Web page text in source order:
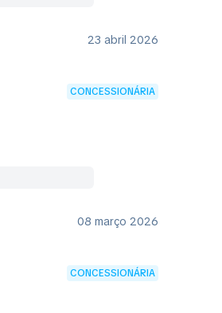
23 abril 2026
CONCESSIONÁRIA
08 março 2026
CONCESSIONÁRIA